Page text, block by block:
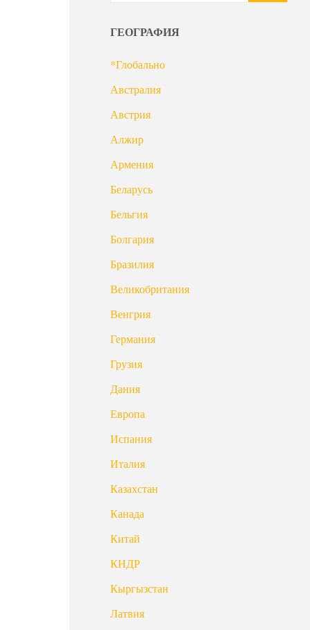
ГЕОГРАФИЯ
*Глобально
Австралия
Австрия
Алжир
Армения
Беларусь
Бельгия
Болгария
Бразилия
Великобритания
Венгрия
Германия
Грузия
Дания
Европа
Испания
Италия
Казахстан
Канада
Китай
КНДР
Кыргызстан
Латвия